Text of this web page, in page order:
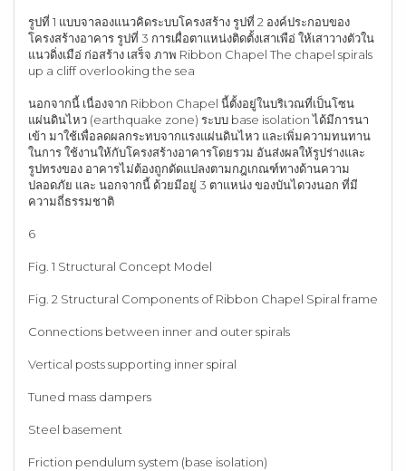
รูปที่ 1 แบบจาลองแนวคิดระบบโครงสร้าง รูปที่ 2 องค์ประกอบของ
โครงสร้างอาคาร รูปที่ 3 การเผื่อตาแหน่งติดตั้งเสาเพือ่ ให้เสาวางตัวใน
แนวดิ่งเมือ่ ก่อสร้าง เสร็จ ภาพ Ribbon Chapel The chapel spirals
up a cliff overlooking the sea
นอกจากนี้ เนื่องจาก Ribbon Chapel นี้ตั้งอยู่ในบริเวณที่เป็นโซน
แผ่นดินไหว (earthquake zone) ระบบ base isolation ได้มีการนา
เข้า มาใช้เพื่อลดผลกระทบจากแรงแผ่นดินไหว และเพิ่มความทนทาน
ในการ ใช้งานให้กับโครงสร้างอาคารโดยรวม อันส่งผลให้รูปร่างและ
รูปทรงของ อาคารไม่ต้องถูกดัดแปลงตามกฎเกณฑ์ทางด้านความ
ปลอดภัย และ นอกจากนี้ ด้วยมีอยู่ 3 ตาแหน่ง ของบันไดวงนอก ที่มี
ความถี่ธรรมชาติ
6
Fig. 1 Structural Concept Model
Fig. 2 Structural Components of Ribbon Chapel Spiral frame
Connections between inner and outer spirals
Vertical posts supporting inner spiral
Tuned mass dampers
Steel basement
Friction pendulum system (base isolation)